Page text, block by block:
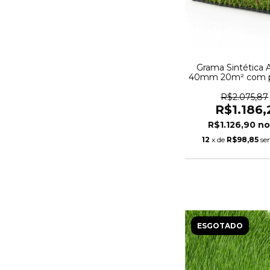
Grama Sintética
40mm 20m² com
10,00m
R$2.075,87
R$1.126,90
12 x de R$98,85
ESGOTADO